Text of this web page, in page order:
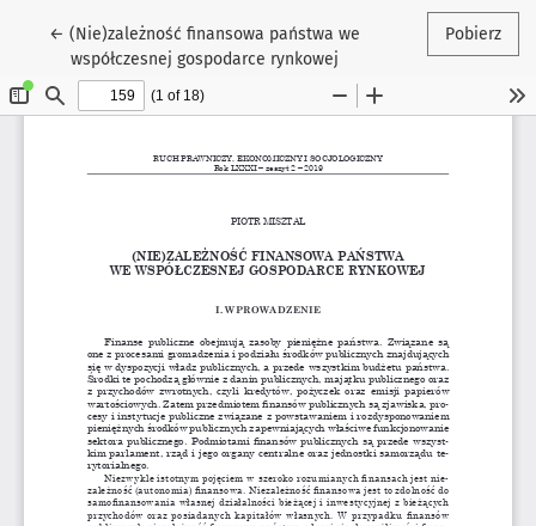
←Wróć do szczegółów artykułu
(Nie)zależność finansowa państwa we
współczesnej gospodarce rynkowej
Pobierz